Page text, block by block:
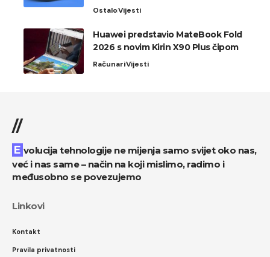
OstaloVijesti
Huawei predstavio MateBook Fold
2026 s novim Kirin X90 Plus čipom
RačunariVijesti
//
Evolucija tehnologije ne mijenja samo svijet oko nas,
već i nas same – način na koji mislimo, radimo i
međusobno se povezujemo
Linkovi
Kontakt
Pravila privatnosti